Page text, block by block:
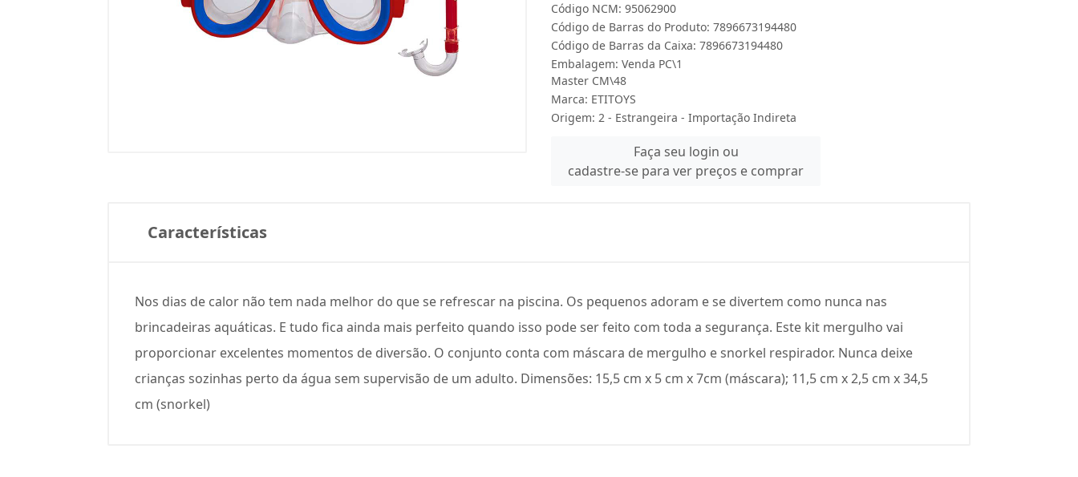
Código NCM: 95062900
Código de Barras do Produto: 7896673194480
Código de Barras da Caixa: 7896673194480
Embalagem: Venda PC\1
Master CM\48
Marca: ETITOYS
Origem: 2 - Estrangeira - Importação Indireta
Faça seu login ou
cadastre-se para ver preços e comprar
Características
Nos dias de calor não tem nada melhor do que se refrescar na piscina. Os pequenos adoram e se divertem como nunca nas
brincadeiras aquáticas. E tudo fica ainda mais perfeito quando isso pode ser feito com toda a segurança. Este kit mergulho vai
proporcionar excelentes momentos de diversão. O conjunto conta com máscara de mergulho e snorkel respirador. Nunca deixe
crianças sozinhas perto da água sem supervisão de um adulto. Dimensões: 15,5 cm x 5 cm x 7cm (máscara); 11,5 cm x 2,5 cm x 34,5
cm (snorkel)